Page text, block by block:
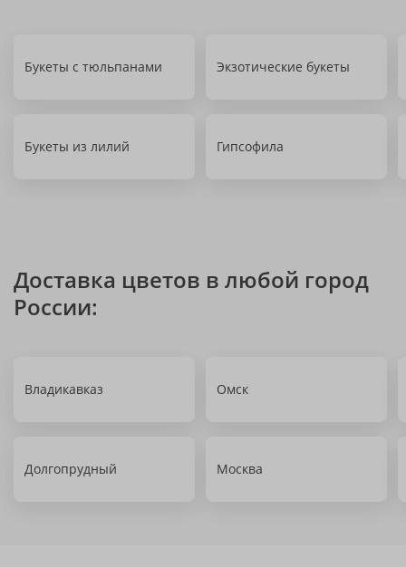
Букеты с тюльпанами Экзотические букеты
Букеты из лилий Гипсофила
Доставка цветов в любой город
России:
Владикавказ Омск
Долгопрудный Москва